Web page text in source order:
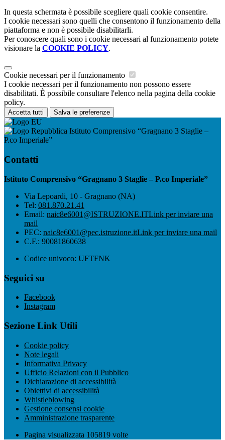
In questa schermata è possibile scegliere quali cookie consentire.
I cookie necessari sono quelli che consentono il funzionamento della
piattaforma e non è possibile disabilitarli.
Per conoscere quali sono i cookie necessari al funzionamento potete
visionare la COOKIE POLICY.
Cookie necessari per il funzionamento
I cookie necessari per il funzionamento non possono essere
disabilitati. È possibile consultare l'elenco nella pagina della cookie
policy.
Accetta tutti Salva le preferenze
Istituto Comprensivo “Gragnano 3 Staglie –
P.co Imperiale”
Contatti
Istituto Comprensivo “Gragnano 3 Staglie – P.co Imperiale”
Via Lepoardi, 10 - Gragnano (NA)
Tel: 081.870.21.41
Email: naic8e6001@ISTRUZIONE.ITLink per inviare una
mail
PEC: naic8e6001@pec.istruzione.itLink per inviare una mail
C.F.: 90081860638
Codice univoco: UFTFNK
Seguici su
Facebook
Instagram
Sezione Link Utili
Cookie policy
Note legali
Informativa Privacy
Ufficio Relazioni con il Pubblico
Dichiarazione di accessibilità
Obiettivi di accessibilità
Whistleblowing
Gestione consensi cookie
Amministrazione trasparente
Pagina visualizzata 105819 volte